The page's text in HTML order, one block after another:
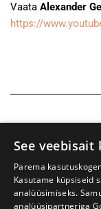
Vaata Alexander
https://
See veebisait
Parema
Kasutame küpsiseid
analüüsimiseks.
analüüsipartneriga